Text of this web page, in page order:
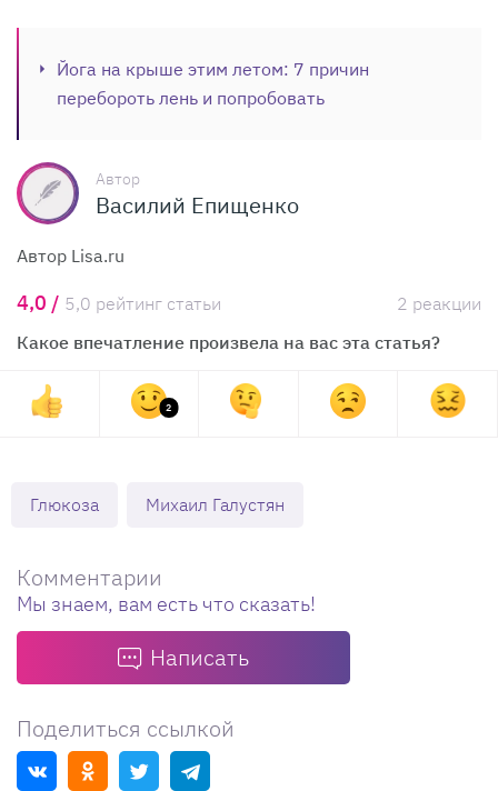
Йога на крыше этим летом: 7 причин
перебороть лень и попробовать
Автор
Василий Епищенко
Автор Lisa.ru
4,0 / 5,0 рейтинг статьи
2 реакции
Какое впечатление произвела на вас эта статья?
2
Глюкоза Михаил Галустян
Комментарии
Мы знаем, вам есть что сказать!
Написать
Поделиться ссылкой